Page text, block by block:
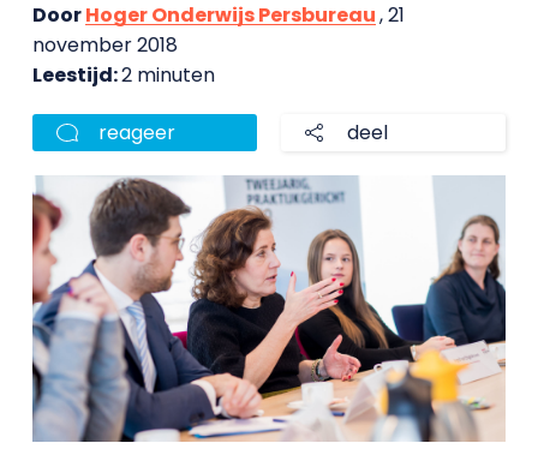
DoorHoger Onderwijs Persbureau, 21
november 2018
Leestijd:2 minuten
reageer deel